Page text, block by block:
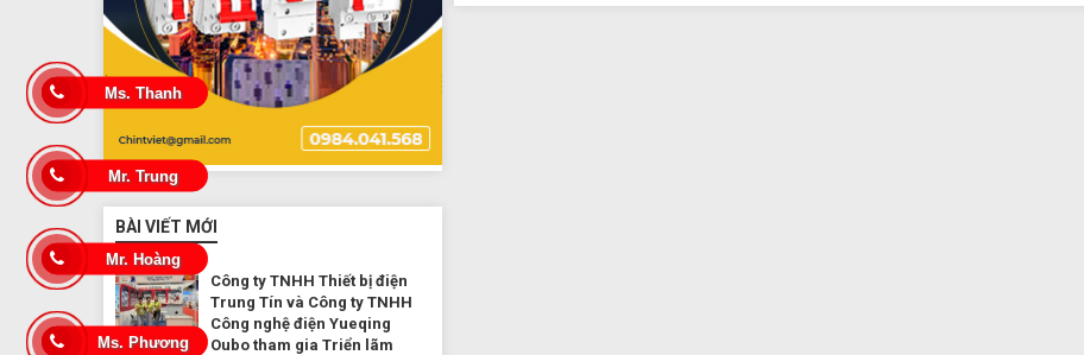
BÀI VIẾT MỚI
Công ty TNHH Thiết bị điện
Trung Tín và Công ty TNHH
Công nghệ điện Yueqing
Oubo tham gia Triển lãm
Ms. Phương
Mr. Hoàng
Mr. Trung
Ms. Thanh